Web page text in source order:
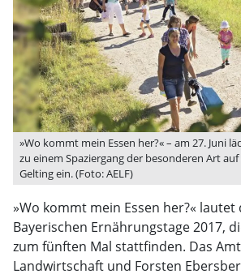
»Wo kommt mein Essen her?« – am 27. Juni
zu einem Spaziergang der besonderen Art
Gelting ein. (Foto: AELF)
»Wo kommt mein Essen her?«
Bayerischen Ernährungstage 2017,
zum fünften Mal stattfinden. Das
Landwirtschaft und Forsten